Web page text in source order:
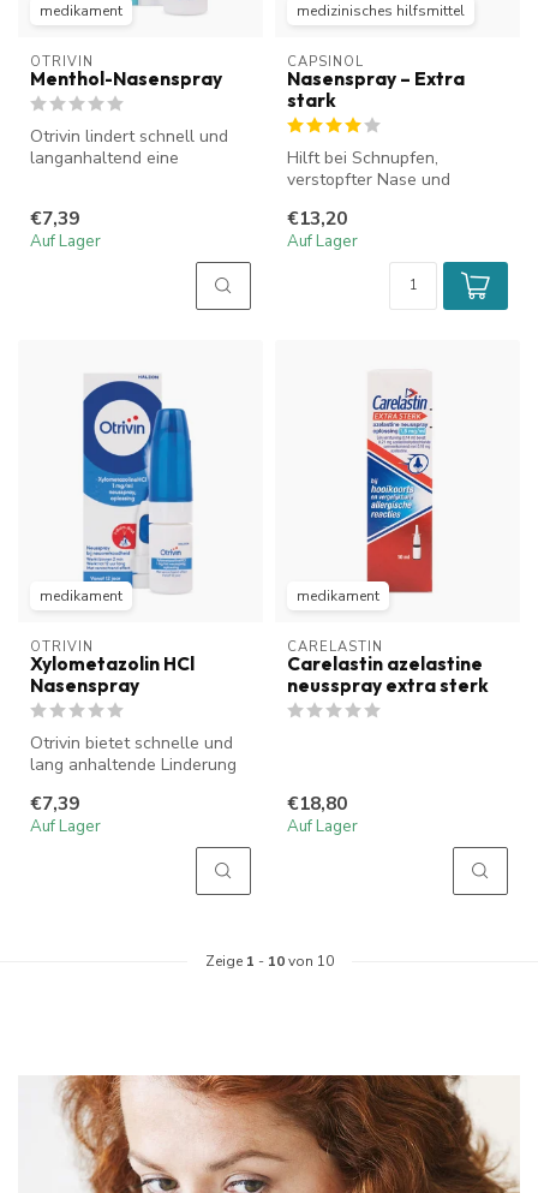
medikament
OTRIVIN
Menthol-Nasenspray
Otrivin lindert schnell und
langanhaltend eine
€7,39
Auf Lager
medizinisches hilfsmittel
CAPSINOL
Nasenspray – Extra
stark
Hilft bei Schnupfen,
verstopfter Nase und
Capsinol Extr...
€13,20
Auf Lager
medikament
OTRIVIN
Xylometazolin HCl
Nasenspray
Otrivin bietet schnelle und
lang anhaltende Linderung
€7,39
Auf Lager
medikament
CARELASTIN
Carelastin azelastine
neusspray extra sterk
€18,80
Auf Lager
Zeige 1 - 10von 10